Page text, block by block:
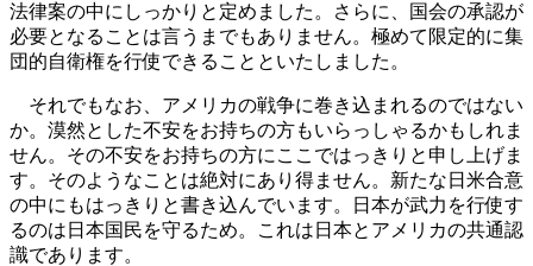
法律案の中にしっかりと定めました。さらに、国会の承認が
必要となることは言うまでもありません。極めて限定的に集
団的自衛権を行使できることといたしました。
それでもなお、アメリカの戦争に巻き込まれるのではない
か。漠然とした不安をお持ちの方もいらっしゃるかもしれま
せん。その不安をお持ちの方にここではっきりと申し上げま
す。そのようなことは絶対にあり得ません。新たな日米合意
の中にもはっきりと書き込んでいます。日本が武力を行使す
るのは日本国民を守るため。これは日本とアメリカの共通認
識であります。